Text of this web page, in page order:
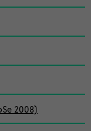
2008)